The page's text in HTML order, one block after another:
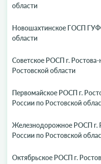
области
Новошахтинское ГОСП
области
Советское РОСП г.
Ростовской области
Первомайское РОСП г.
России по Ростовской
Железнодорожное РОСП г.
России по Ростовской
Октябрьское РОСП г.